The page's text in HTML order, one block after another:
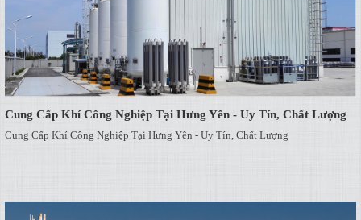
Cung Cấp Khí Công Nghiệp Tại Hưng Yên - Uy Tín, Chất Lượng
Cung Cấp Khí Công Nghiệp Tại Hưng Yên - Uy Tín, Chất Lượng